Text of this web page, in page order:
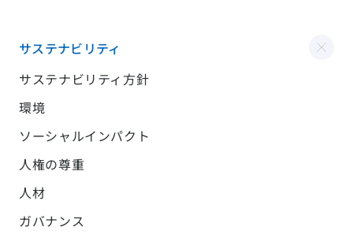
サステナビリティ
サステナビリティ方針
環境
ソーシャルインパクト
人権の尊重
人材
ガバナンス